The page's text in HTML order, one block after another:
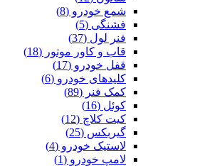
شمع خودرو (8)
فشنگی (5)
فنر لول (37)
قاب و کاور موتور (18)
قفل خودرو (17)
کلیدهای خودرو (6)
کمک فنر (89)
کوئل (16)
کیت کلاچ (12)
گیربکس (25)
لاستیک خودرو (4)
لامپ خودرو (1)